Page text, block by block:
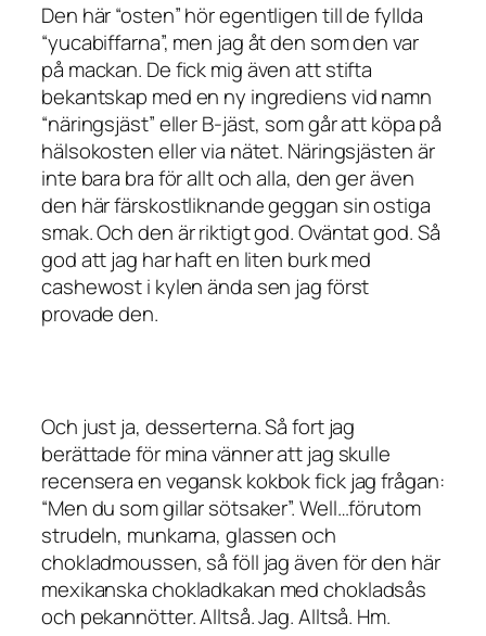
Den här “osten” hör egentligen till de fyllda
“yucabiffarna”, men jag åt den som den var
på mackan. De fick mig även att stifta
bekantskap med en ny ingrediens vid namn
“näringsjäst” eller B-jäst, som går att köpa på
hälsokosten eller via nätet. Näringsjästen är
inte bara bra för allt och alla, den ger även
den här färskostliknande geggan sin ostiga
smak. Och den är riktigt god. Oväntat god. Så
god att jag har haft en liten burk med
cashewost i kylen ända sen jag först
provade den.
Och just ja, desserterna. Så fort jag
berättade för mina vänner att jag skulle
recensera en vegansk kokbok fick jag frågan:
“Men du som gillar sötsaker”. Well…förutom
strudeln, munkarna, glassen och
chokladmoussen, så föll jag även för den här
mexikanska chokladkakan med chokladsås
och pekannötter. Alltså. Jag. Alltså. Hm.